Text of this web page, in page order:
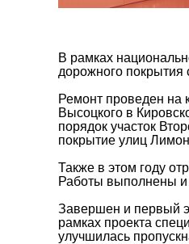
В рамках
дорожного покрытия
​Ремонт проведен на
Высоцкого в
порядок участок
покрытие улиц
Также в этом году
Работы выполнены и
Завершен и первый
рамках проекта
улучшилась